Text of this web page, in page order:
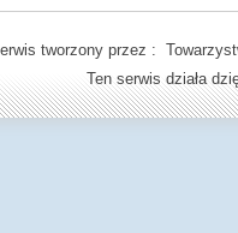
tworzony przez :
Ten serwis działa